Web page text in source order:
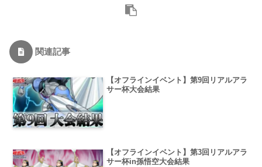
関連記事
【オフラインイベント】第9回リアルアラ
サー杯大会結果
【オフラインイベント】第3回リアルアラ
サー杯in孫悟空大会結果